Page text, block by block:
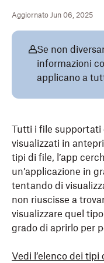
Aggiornato Jun 06, 2025
Se non
informazioni
applicano a
Tutti i file supportati
visualizzati in
tipi di file, l’app
un’applicazione in
tentando di
non riuscisse a
visualizzare quel
grado di aprirlo per
Vedi l’elenco dei